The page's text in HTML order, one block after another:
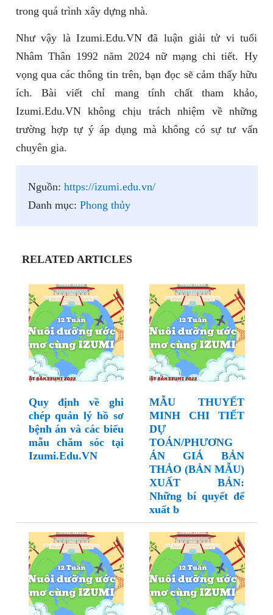
trong quá trình xây dựng nhà.
Như vậy là Izumi.Edu.VN đã luận giải tử vi tuổi
Nhâm Thân 1992 năm 2024 nữ mạng chi tiết. Hy
vọng qua các thông tin trên, bạn đọc sẽ cảm thấy hữu
ích. Bài viết chỉ mang tính chất tham khảo,
Izumi.Edu.VN không chịu trách nhiệm về những
trường hợp tự ý áp dụng mà không có sự tư vấn
chuyên gia.
Nguồn: https://izumi.edu.vn/
Danh mục: Phong thủy
RELATED ARTICLES
Quy định về ghi
chép quản lý hồ sơ
bệnh án và các biểu
mẫu chăm sóc tại
Izumi.Edu.VN
MẪU THUYẾT
MINH CHI TIẾT
DỰ
TOÁN/PHƯƠNG
ÁN GIÁ BẢN
THẢO (BẢN MẪU)
XUẤT BẢN:
Những bí quyết để
xuất b